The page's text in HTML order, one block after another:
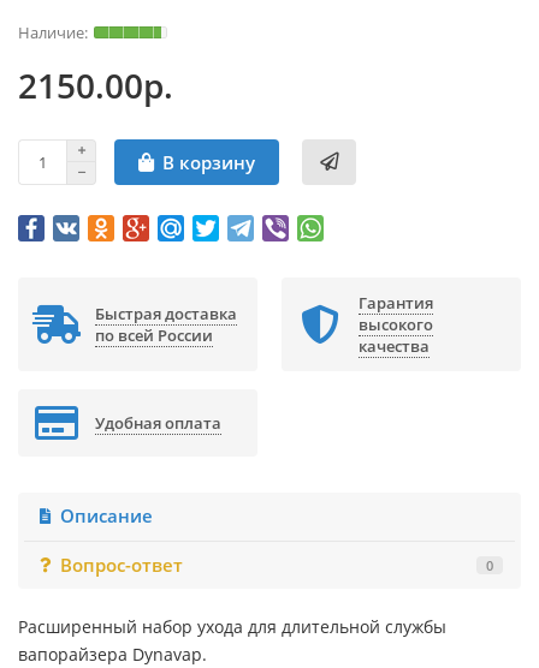
2150.00р.
В корзину
Быстрая доставка
по всей России
Гарантия
высокого
качества
Удобная оплата
Описание
Вопрос-ответ
0
Расширенный набор ухода для длительной службы
вапорайзера Dynavap.